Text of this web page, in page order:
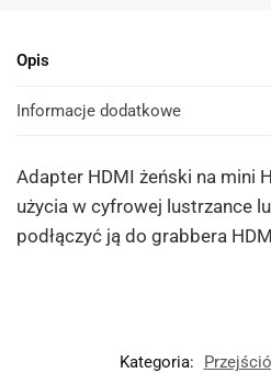
Opis
Informacje dodatkowe
Adapter HDMI żeński na mini
użycia w cyfrowej lustrzance
podłączyć ją do grabbera
Kategoria: